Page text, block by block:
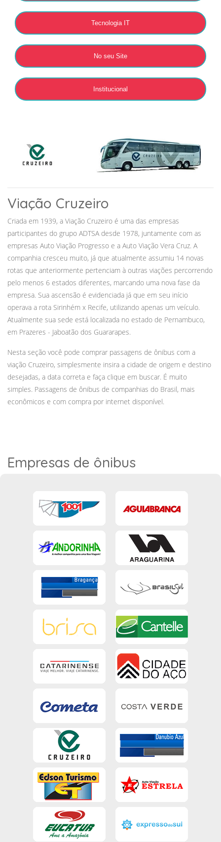
Tecnologia IT
No seu Site
Institucional
Viação Cruzeiro
Criada em 1939, a Viação Cruzeiro é uma das empresas
participantes do grupo ADTSA desde 1978, juntamente com as
empresas Auto Viação Progresso e a Auto Viação Vera Cruz. A
companhia cresceu muito, já que atualmente assumiu 14 novas
rotas que anteriormente pertenciam à outras viações percorrendo
pelo menos 6 estados diferentes, marcando uma nova fase da
empresa. Sua ascensão é evidenciada já que em seu início
operava a rota Sirinhém x Recife, utilizando apenas um veículo.
Atualmente sua sede está localizada no estado de Pernambuco,
em Prazeres - Jaboatão dos Guararapes.
Nesta seção você pode comprar passagens de ônibus com a
viação Cruzeiro, simplesmente insira a cidade de origem e destino
desejadas, a data correta e faça clique em buscar. É muito
simples. Passagens de ônibus de companhias do Brasil, mais
econômicos e com compra por internet disponível.
Empresas de ônibus